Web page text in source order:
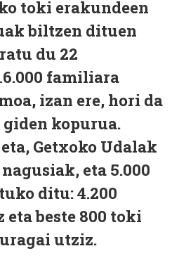
toki erakundeen
biltzen dituen
du 22
familiara
izan ere, hori da
kopurua.
Getxoko Udalak
eta 5.000
ditu: 4.200
beste 800 toki
utziz.